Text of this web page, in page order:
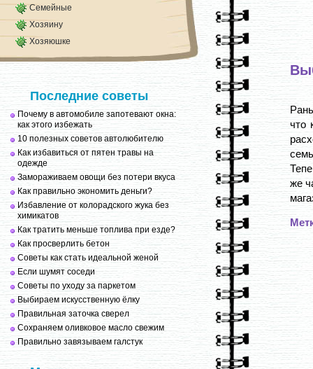
Семейные
Хозяину
Хозяюшке
Последние советы
Почему в автомобиле запотевают окна:
как этого избежать
10 полезных советов автолюбителю
Как избавиться от пятен травы на
одежде
Замораживаем овощи без потери вкуса
Как правильно экономить деньги?
Избавление от колорадского жука без
химикатов
Как тратить меньше топлива при езде?
Как просверлить бетон
Советы как стать идеальной женой
Если шумят соседи
Советы по уходу за паркетом
Выбираем искусственную ёлку
Правильная заточка сверел
Сохраняем оливковое масло свежим
Правильно завязываем галстук
что
же